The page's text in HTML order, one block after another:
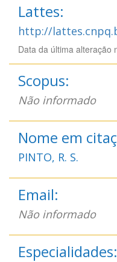
Lattes:
http://
Data da última alteração
Scopus:
Não informado
Nome em
PINTO, R. S.
Email:
Não informado
Especialidades: